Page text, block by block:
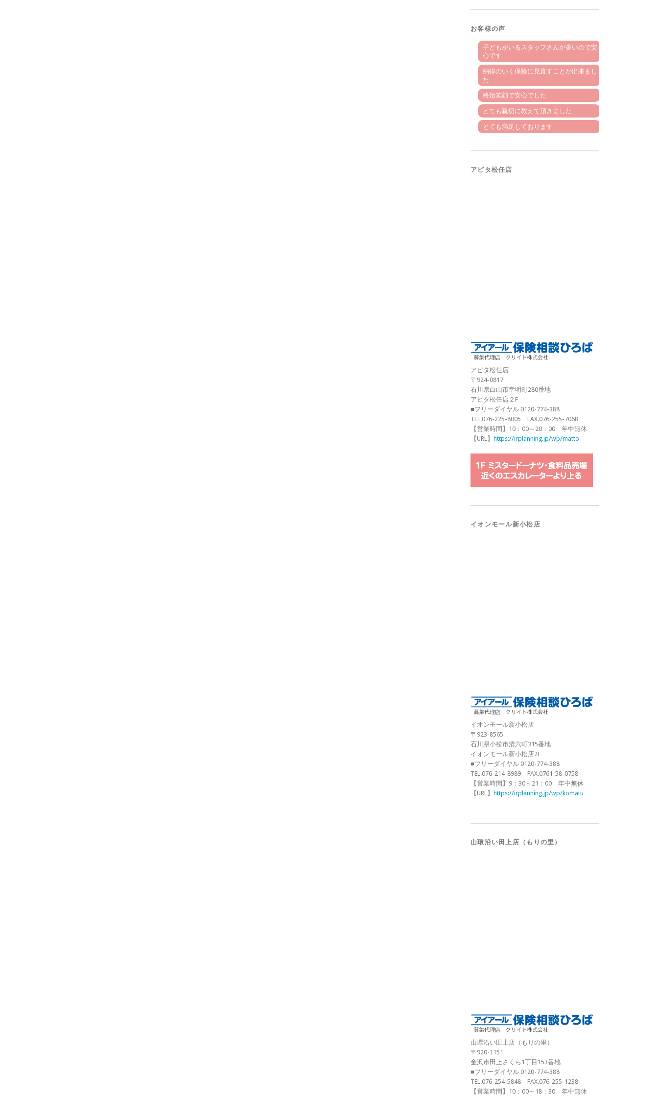
お客様の声
子どもがいるスタッフさんが多いので安
心です
納得のいく保険に見直すことが出来まし
た
終始笑顔で安心でした
とても親切に教えて頂きました
とても満足しております
アピタ松任店
アピタ松任店
〒924-0817
石川県白山市幸明町280番地
アピタ松任店２F
■フリーダイヤル 0120-774-388
TEL.076-225-8005 FAX.076-255-7068
【営業時間】10：00～20：00 年中無休
【URL】
https://irplanning.jp/wp/matto
イオンモール新小松店
イオンモール新小松店
〒923-8565
石川県小松市清六町315番地
イオンモール新小松店2F
■フリーダイヤル 0120-774-388
TEL.076-214-8989 FAX.0761-58-0758
【営業時間】9：30～21：00 年中無休
【URL】
https://irplanning.jp/wp/komatu
山環沿い田上店（もりの里）
山環沿い田上店（もりの里）
〒920-1151
金沢市田上さくら1丁目153番地
■フリーダイヤル 0120-774-388
TEL.076-254-5848 FAX.076-255-1238
【営業時間】10：00～18：30 年中無休